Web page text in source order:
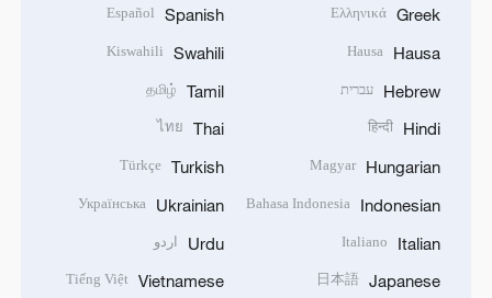
Greek
Ελληνικά
Hausa
Hausa
Hebrew עברית
Hindi
हिन्दी
Hungarian
Magyar
Indonesian
Bahasa Indonesia
Italian
Italiano
Japanese
日本語
Spanish
Español
Swahili
Kiswahili
Tamil
தமிழ்
Thai
ไทย
Turkish
Türkçe
Ukrainian
Українська
Urdu اردو
Vietnamese
Tiếng Việt